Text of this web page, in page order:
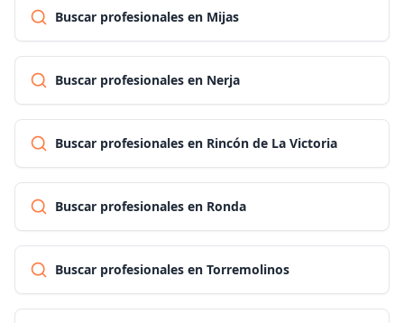
Buscar profesionales en Mijas
Buscar profesionales en Nerja
Buscar profesionales en Rincón de La Victoria
Buscar profesionales en Ronda
Buscar profesionales en Torremolinos